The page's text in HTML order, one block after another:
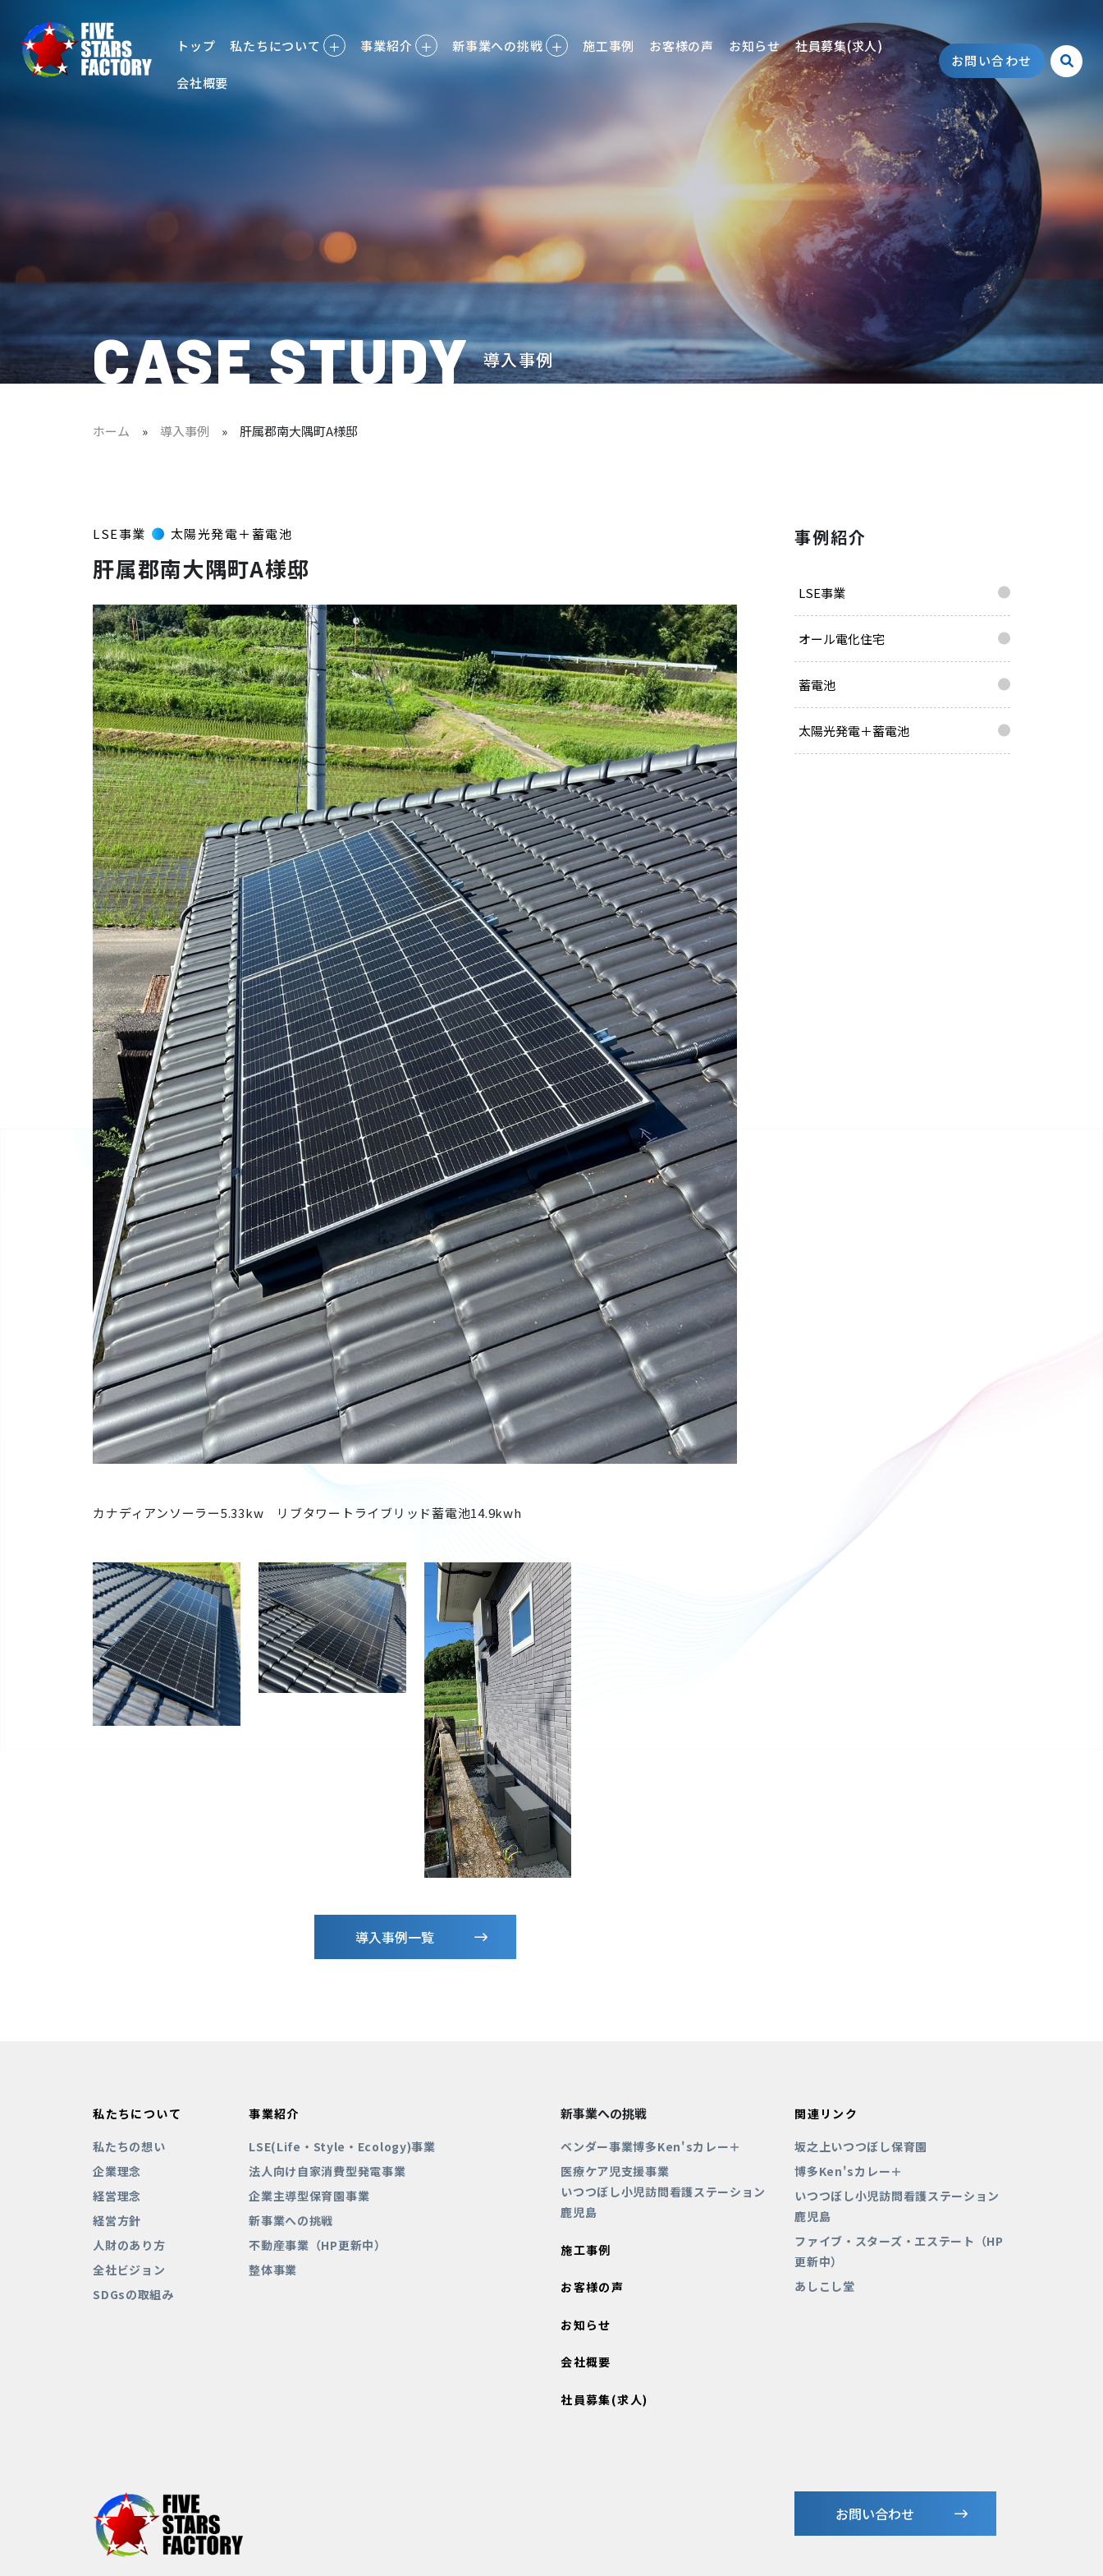
トップ 私たちについて ＋ 事業紹介 ＋ 新事業への挑戦 ＋ 施工事例 お客様の声 お知らせ 社員募集(求人)
会社概要
お問い合わせ
CASE STUDY 導入事例
ホーム »導入事例 » 肝属郡南大隅町A様邸
LSE事業 太陽光発電＋蓄電池
肝属郡南大隅町A様邸
カナディアンソーラー5.33kw リブタワートライブリッド蓄電池14.9kwh
導入事例一覧
事例紹介
LSE事業
オール電化住宅
蓄電池
太陽光発電＋蓄電池
私たちについて
私たちの想い
企業理念
経営理念
経営方針
人財のあり方
全社ビジョン
SDGsの取組み
事業紹介
LSE(Life・Style・Ecology)事業
法人向け自家消費型発電事業
企業主導型保育園事業
新事業への挑戦
不動産事業（HP更新中）
整体事業
新事業への挑戦
ベンダー事業博多Ken'sカレー＋
医療ケア児支援事業
いつつぼし小児訪問看護ステーション
鹿児島
施工事例
お客様の声
お知らせ
会社概要
社員募集(求人)
関連リンク
坂之上いつつぼし保育園
博多Ken'sカレー＋
いつつぼし小児訪問看護ステーション
鹿児島
ファイブ・スターズ・エステート（HP
更新中）
あしこし堂
お問い合わせ